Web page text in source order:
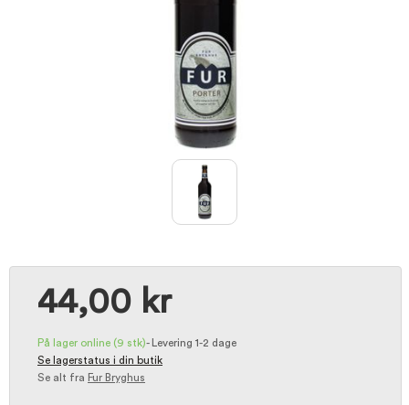
44,00 kr
På lager online (9 stk)-
Levering 1-2 dage
Se lagerstatus i din butik
Se alt fra Fur Bryghus